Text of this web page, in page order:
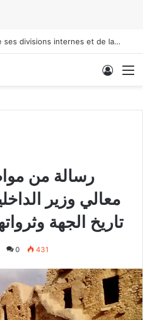
Soudan: l’ONU dénonce plus de 1000 morts après l’attaque du camp de Zamzam
رسالة من
معالي وزير
تاريخ الجهة
0 431